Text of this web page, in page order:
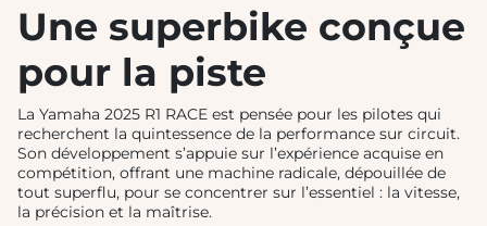
Une superbike conçue
pour la piste
La Yamaha 2025 R1 RACE est pensée pour les pilotes qui
recherchent la quintessence de la performance sur circuit.
Son développement s’appuie sur l’expérience acquise en
compétition, offrant une machine radicale, dépouillée de
tout superflu, pour se concentrer sur l’essentiel : la vitesse,
la précision et la maîtrise.